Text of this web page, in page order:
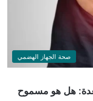
صحة الجهاز الهضمي
هل هو مسموح